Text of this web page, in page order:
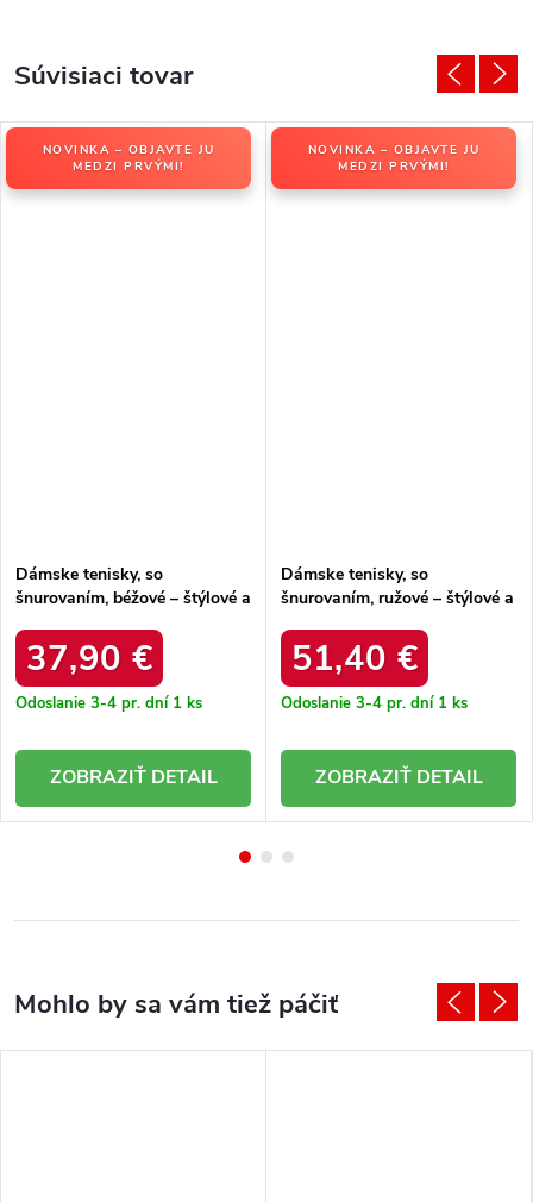
Súvisiaci tovar
NOVINKA – OBJAVTE JU
MEDZI PRVÝMI!
Dámske tenisky, so
šnurovaním, béžové – štýlové a
37,90 €
Odoslanie 3-4 pr. dní 1 ks
DETAIL
NOVINKA – OBJAVTE JU
MEDZI PRVÝMI!
Dámske tenisky, so
šnurovaním, ružové – štýlové a
51,40 €
Odoslanie 3-4 pr. dní 1 ks
DETAIL